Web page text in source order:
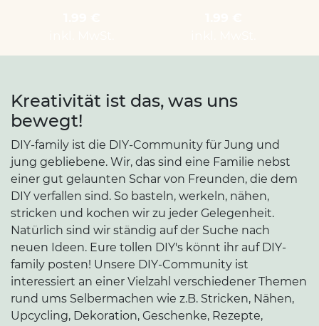
Kreativität ist das, was uns
bewegt!
DIY-family ist die DIY-Community für Jung und
jung gebliebene. Wir, das sind eine Familie nebst
einer gut gelaunten Schar von Freunden, die dem
DIY verfallen sind. So basteln, werkeln, nähen,
stricken und kochen wir zu jeder Gelegenheit.
Natürlich sind wir ständig auf der Suche nach
neuen Ideen. Eure tollen DIY's könnt ihr auf DIY-
family posten! Unsere DIY-Community ist
interessiert an einer Vielzahl verschiedener Themen
rund ums Selbermachen wie z.B. Stricken, Nähen,
Upcycling, Dekoration, Geschenke, Rezepte,